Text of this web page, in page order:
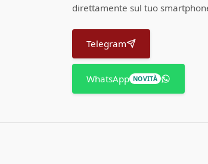
direttamente sul tuo
Telegram
WhatsApp NOVITÀ